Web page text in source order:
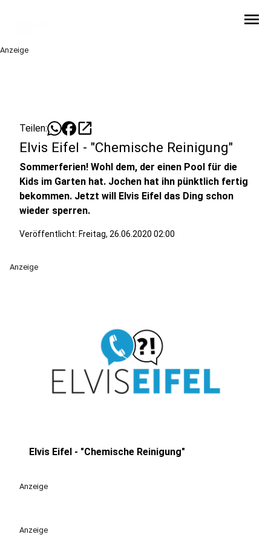
menu
Anzeige
Teilen: open_in_new
Elvis Eifel - "Chemische Reinigung"
Sommerferien! Wohl dem, der einen Pool für die
Kids im Garten hat. Jochen hat ihn pünktlich fertig
bekommen. Jetzt will Elvis Eifel das Ding schon
wieder sperren.
Veröffentlicht: Freitag, 26.06.2020 02:00
Anzeige
Elvis Eifel - "Chemische Reinigung"
Anzeige
Anzeige